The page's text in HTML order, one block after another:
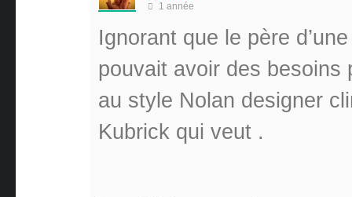
1 année
Ignorant que le père
pouvait avoir des besoins
au style Nolan designer
Kubrick qui veut .